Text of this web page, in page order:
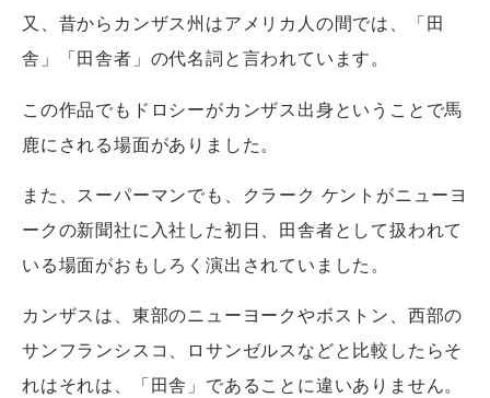
又、昔からカンザス州はアメリカ人の間では、「田
舎」「田舎者」の代名詞と言われています。
この作品でもドロシーがカンザス出身ということで馬
鹿にされる場面がありました。
また、スーパーマンでも、クラーク ケントがニューヨ
ークの新聞社に入社した初日、田舎者として扱われて
いる場面がおもしろく演出されていました。
カンザスは、東部のニューヨークやボストン、西部の
サンフランシスコ、ロサンゼルスなどと比較したらそ
れはそれは、「田舎」であることに違いありません。